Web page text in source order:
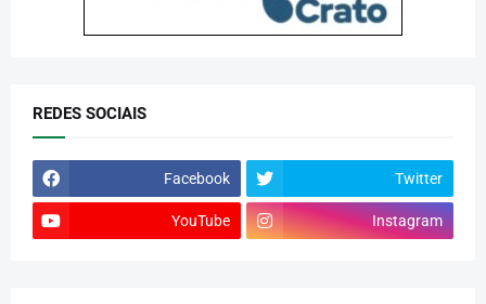
REDES SOCIAIS
Facebook Twitter
YouTube Instagram